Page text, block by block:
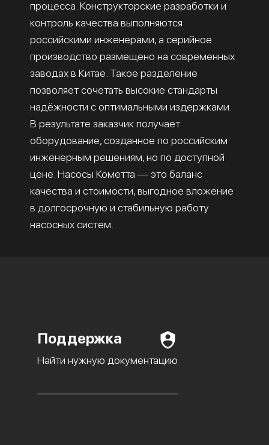
процесса. Конструкторские разработки и
контроль качества выполняются
российскими инженерами, а серийное
производство размещено на современных
заводах в Китае. Такое разделение
позволяет сочетать высокие стандарты
надёжности с оптимальными издержками.
В результате заказчик получает
оборудование, созданное по российским
инженерным решениям, но по доступной
цене. Насосы Кометта — это баланс
качества и стоимости, выгодное вложение
в долгосрочную и стабильную работу
насосных систем.
Поддержка
Найти нужную документацию